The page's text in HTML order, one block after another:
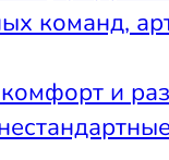
команд,
и